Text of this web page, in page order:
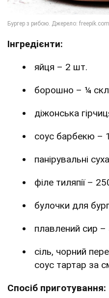
Інгредiєнти:
яйця – 2 шт.
борошно – ¼
діжонська
соус барбекю –
панірувальні
філе тиляпії –
булочки для
плавлений сир –
сіль, чорний
соус тартар за
Спосіб приготування: